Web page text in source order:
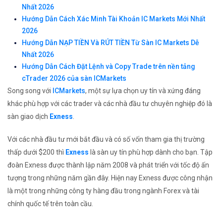
Nhất 2026
Hướng Dẫn Cách Xác Minh Tài Khoản IC Markets Mới Nhất
2026
Hướng Dẫn NẠP TIỀN Và RÚT TIỀN Từ Sàn IC Markets Dễ
Nhất 2026
Hướng Dẫn Cách Đặt Lệnh và Copy Trade trên nền tảng
cTrader 2026 của sàn ICMarkets
Song song với ICMarkets, một sự lựa chọn uy tín và xứng đáng
khác phù hợp với các trader và các nhà đầu tư chuyên nghiệp đó là
sàn giao dịch Exness.
Với các nhà đầu tư mới bắt đầu và có số vốn tham gia thị trường
thấp dưới $200 thì Exness là sàn uy tín phù hợp dành cho bạn. Tập
đoàn Exness được thành lập năm 2008 và phát triển với tốc độ ấn
tượng trong những năm gần đây. Hiện nay Exness được công nhận
là một trong những công ty hàng đầu trong ngành Forex và tài
chính quốc tế trên toàn cầu.